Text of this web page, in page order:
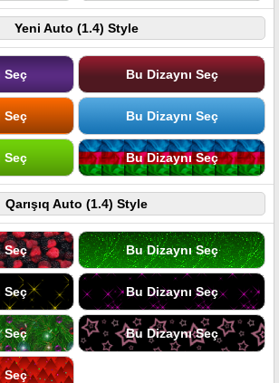
Yeni Auto (1.4) Style
Seç Bu Dizaynı Seç
Seç Bu Dizaynı Seç
Seç Bu Dizaynı Seç
Qarışıq Auto (1.4) Style
Seç Bu Dizaynı Seç
Seç Bu Dizaynı Seç
Seç Bu Dizaynı Seç
Seç